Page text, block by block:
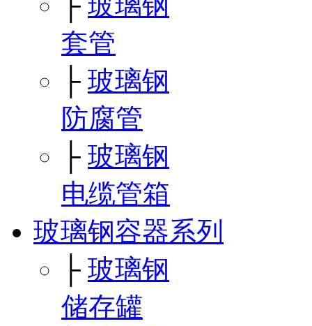
套管
├ 玻璃钢
防腐管
├ 玻璃钢
电缆管箱
玻璃钢容器系列
├ 玻璃钢
储存罐